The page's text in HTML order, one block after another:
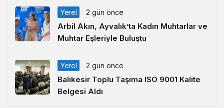
Yerel 2 gün önce
Arbil Akın, Ayvalık’ta Kadın Muhtarlar ve
Muhtar Eşleriyle Buluştu
Yerel 2 gün önce
Balıkesir Toplu Taşıma ISO 9001 Kalite
Belgesi Aldı